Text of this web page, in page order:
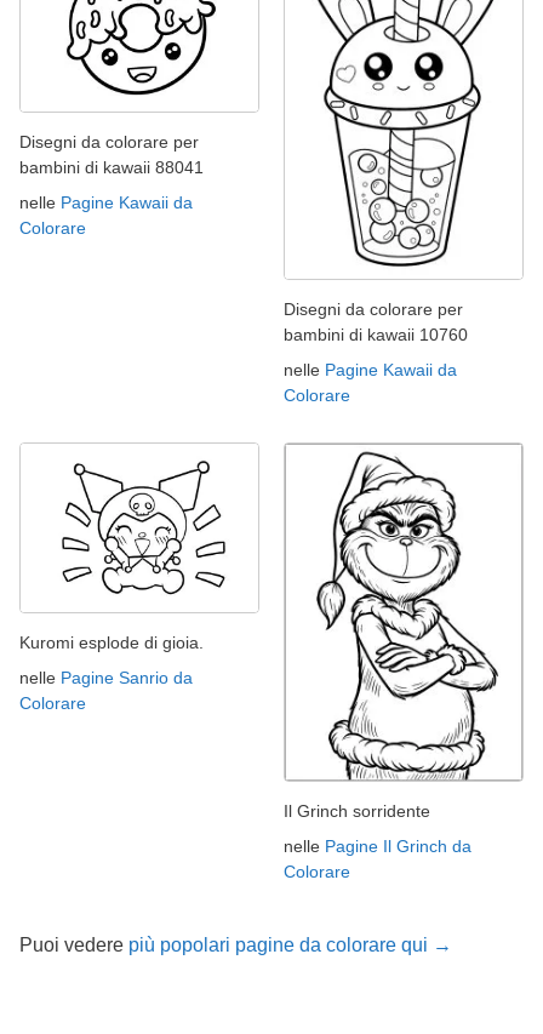
Disegni da colorare per
bambini di kawaii 88041
nelle Pagine Kawaii da
Colorare
Disegni da colorare per
bambini di kawaii 10760
nelle Pagine Kawaii da
Colorare
Kuromi esplode di gioia.
nelle Pagine Sanrio da
Colorare
Il Grinch sorridente
nelle Pagine Il Grinch da
Colorare
Puoi vedere più popolari pagine da colorare qui →